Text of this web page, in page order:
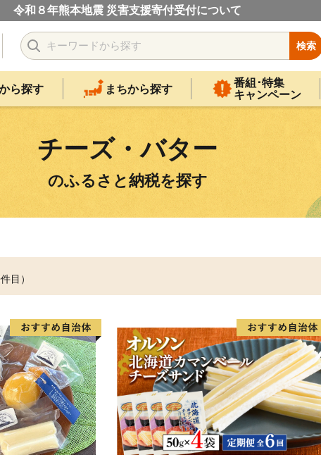
令和８年熊本地震 災害支援寄付受付について
検索
ら探す まちから探す
番組･特集
キャンペーン
チーズ・バター
のふるさと納税を探す
目）